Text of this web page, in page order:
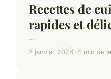
Recettes de
rapides et
...
2 janvier 2026 4 min de